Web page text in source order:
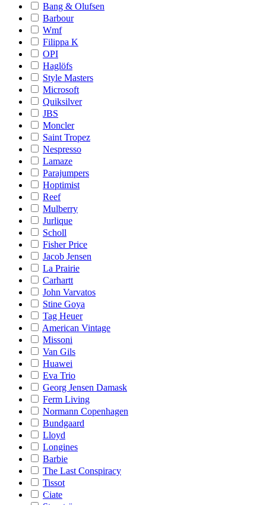
Bang & Olufsen
Barbour
Wmf
Filippa K
OPI
Haglöfs
Style Masters
Microsoft
Quiksilver
JBS
Moncler
Saint Tropez
Nespresso
Lamaze
Parajumpers
Hoptimist
Reef
Mulberry
Jurlique
Scholl
Fisher Price
Jacob Jensen
La Prairie
Carhartt
John Varvatos
Stine Goya
Tag Heuer
American Vintage
Missoni
Van Gils
Huawei
Eva Trio
Georg Jensen Damask
Ferm Living
Normann Copenhagen
Bundgaard
Lloyd
Longines
Barbie
The Last Conspiracy
Tissot
Ciate